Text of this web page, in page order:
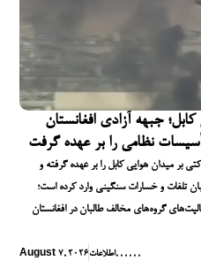
جبهه آزادی افغانستان
نظامی را بر عهده گرفت
بر میدان هوایی کابل را بر عهده گرفته و
تلفات و خسارات سنگینی وارد کرده است؛
گروه‌های مخالف طالبان در افغانستان
August 7, 2026اطلاعات, , , , , ,